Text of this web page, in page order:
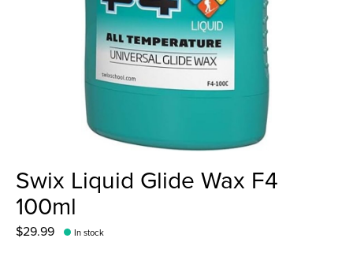
Swix Liquid Glide Wax F4
100ml
$29.99 In stock